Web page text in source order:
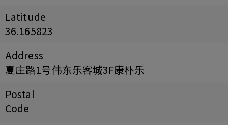
Latitude
36.165823
Address
夏庄路1号伟东乐客城3F康朴乐
Postal
Code